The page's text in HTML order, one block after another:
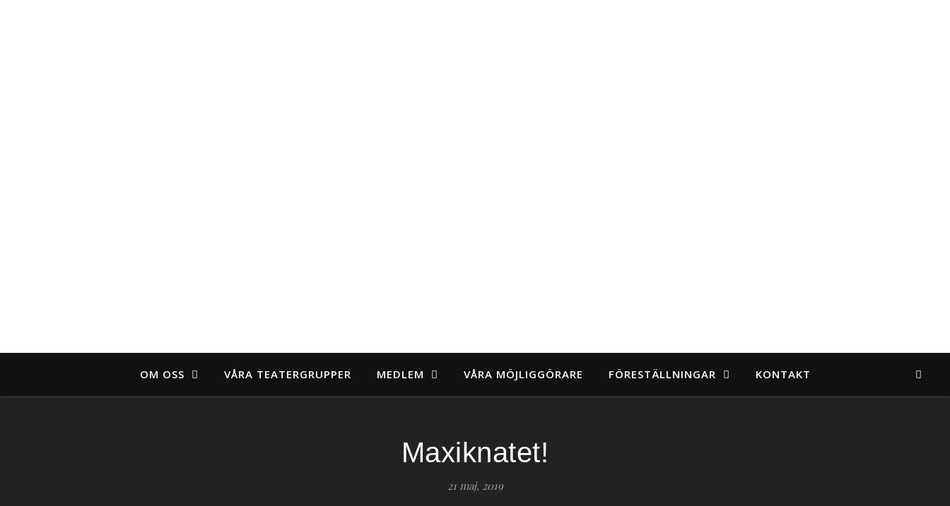
OM OSS VÅRA TEATERGRUPPER MEDLEM VÅRA MÖJLIGGÖRARE FÖRESTÄLLNINGAR KONTAKT
Maxiknatet!
21 maj, 2019